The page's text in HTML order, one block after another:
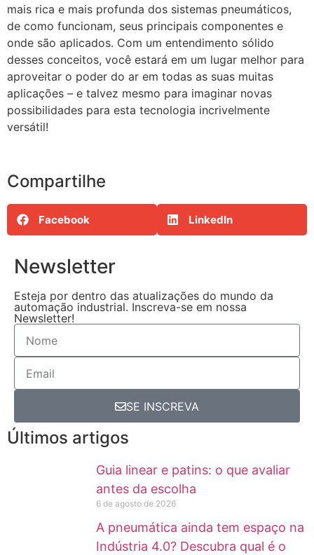
mais rica e mais profunda dos sistemas pneumáticos,
de como funcionam, seus principais componentes e
onde são aplicados. Com um entendimento sólido
desses conceitos, você estará em um lugar melhor para
aproveitar o poder do ar em todas as suas muitas
aplicações – e talvez mesmo para imaginar novas
possibilidades para esta tecnologia incrivelmente
versátil!
Compartilhe
Facebook LinkedIn
Newsletter
Esteja por dentro das atualizações do mundo da
automação industrial. Inscreva-se em nossa
Newsletter!
SE INSCREVA
Últimos artigos
Guia linear e patins: o que avaliar
antes da escolha
6 de agosto de 2026
A pneumática ainda tem espaço na
Indústria 4.0? Descubra qual é o